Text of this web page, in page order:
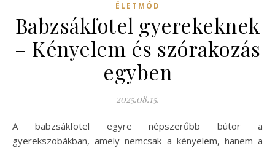
ÉLETMÓD
Babzsákfotel gyerekeknek
– Kényelem és szórakozás
egyben
2025.08.15.
A babzsákfotel egyre népszerűbb bútor a
gyerekszobákban, amely nemcsak a kényelem, hanem a